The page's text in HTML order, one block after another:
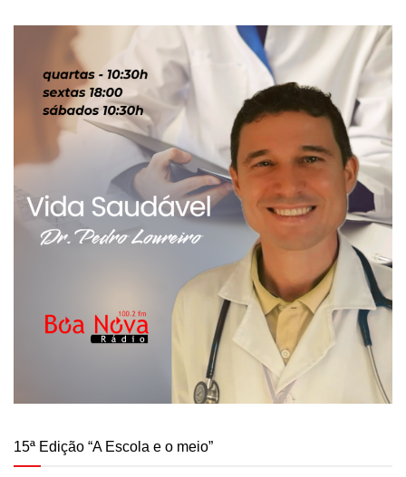
15ª Edição “A Escola e o meio”